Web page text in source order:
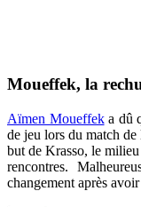
Moueffek, la
Aïmen Moueffeka dû
de jeu lors du match
but de Krasso, le
rencontres.
changement après